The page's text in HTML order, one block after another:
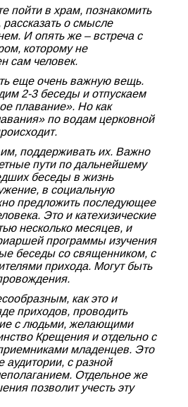
пойти в храм, познакомить
рассказать о смысле
И опять же – встреча с
которому не
сам человек.
еще очень важную вещь.
2-3 беседы и отпускаем
плавание». Но как
по водам церковной
поддерживать их. Важно
пути по дальнейшему
беседы в жизнь
в социальную
предложить последующее
Это и катехизические
несколько месяцев, и
программы изучения
беседы со священником, с
прихода. Могут быть
как это и
приходов, проводить
с людьми, желающими
Крещения и отдельно с
младенцев. Это
аудитории, с разной
Отдельное же
позволит учесть эту